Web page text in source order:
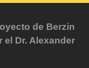
de Berzin
el Dr. Alexander